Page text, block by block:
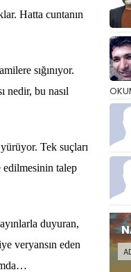
Hatta cuntanın
sığınıyor.
nedir, bu nasıl
Tek suçları
edilmesinin talep
duyuran,
veryansın eden